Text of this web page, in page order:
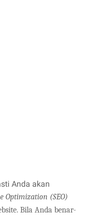
Anda akan
Optimization (SEO)
Bila Anda benar-